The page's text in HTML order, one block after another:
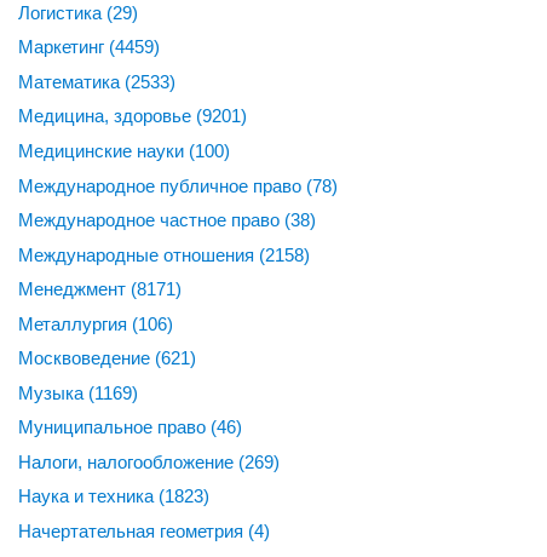
Логистика (29)
Маркетинг (4459)
Математика (2533)
Медицина, здоровье (9201)
Медицинские науки (100)
Международное публичное право (78)
Международное частное право (38)
Международные отношения (2158)
Менеджмент (8171)
Металлургия (106)
Москвоведение (621)
Музыка (1169)
Муниципальное право (46)
Налоги, налогообложение (269)
Наука и техника (1823)
Начертательная геометрия (4)